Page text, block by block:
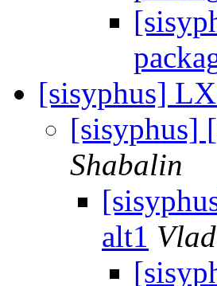
[sisyphus]
[sisyphus]
Shabalin
alt1